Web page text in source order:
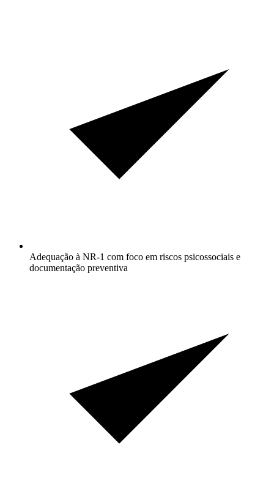
Adequação à NR-1 com foco em riscos psicossociais e
documentação preventiva